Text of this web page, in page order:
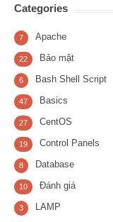
Categories
Apache
7
Bảo mật
22
Bash Shell Script
6
Basics
47
CentOS
27
Control Panels
19
Database
8
Đánh giá
10
LAMP
3